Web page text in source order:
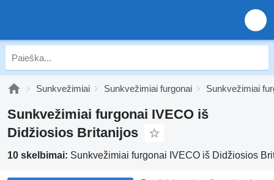
Sunkvežimiai Sunkvežimiai furgonai Sunkvežimiai
Sunkvežimiai furgonai IVECO iš
Didžiosios Britanijos
10 skelbimai: Sunkvežimiai furgonai IVECO iš Didžiosios